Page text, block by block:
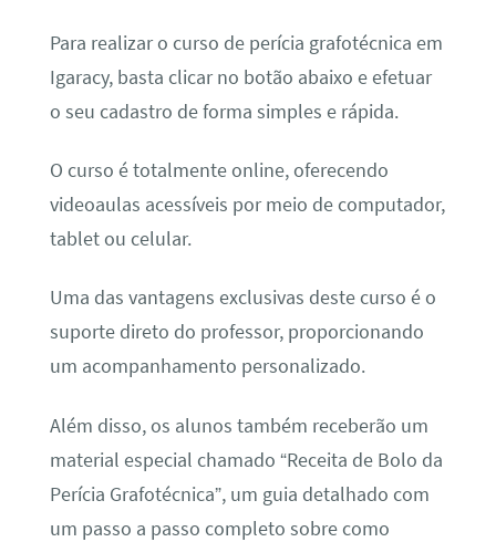
Para realizar o curso de perícia grafotécnica em
Igaracy, basta clicar no botão abaixo e efetuar
o seu cadastro de forma simples e rápida.
O curso é totalmente online, oferecendo
videoaulas acessíveis por meio de computador,
tablet ou celular.
Uma das vantagens exclusivas deste curso é o
suporte direto do professor, proporcionando
um acompanhamento personalizado.
Além disso, os alunos também receberão um
material especial chamado “Receita de Bolo da
Perícia Grafotécnica”, um guia detalhado com
um passo a passo completo sobre como